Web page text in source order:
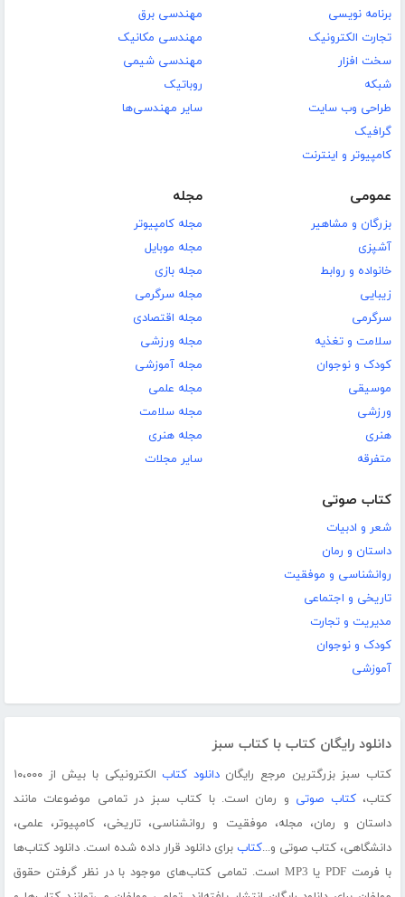
برنامه نویسی
تجارت الکترونیک
سخت افزار
شبکه
طراحی وب سایت
گرافیک
کامپیوتر و اینترنت
مهندسی برق
مهندسی مکانیک
مهندسی شیمی
روباتیک
سایر مهندسی‌ها
عمومی
بزرگان و مشاهیر
آشپزی
خانواده و روابط
زیبایی
سرگرمی
سلامت و تغذیه
کودک و نوجوان
موسیقی
ورزشی
هنری
متفرقه
مجله
مجله کامپیوتر
مجله موبایل
مجله بازی
مجله سرگرمی
مجله اقتصادی
مجله ورزشی
مجله آموزشی
مجله علمی
مجله سلامت
مجله هنری
سایر مجلات
کتاب صوتی
شعر و ادبیات
داستان و رمان
روانشناسی و موفقیت
تاریخی و اجتماعی
مدیریت و تجارت
کودک و نوجوان
آموزشی
دانلود رایگان کتاب با کتاب سبز
کتاب سبز بزرگترین مرجع رایگاندانلود کتاب
الکترونیکی با بیش از ۱۰،۰۰۰
کتاب،کتاب صوتی و رمان است. با کتاب سبز در تمامی موضوعات مانند
داستان و رمان، مجله، موفقیت و روانشناسی، تاریخی، کامپیوتر، علمی،
دانشگاهی، کتاب صوتی و...کتاب برای دانلود قرار داده شده است. دانلود کتاب‌ها
با فرمت PDF یا MP3 است. تمامی کتاب‌های موجود با در نظر گرفتن حقوق